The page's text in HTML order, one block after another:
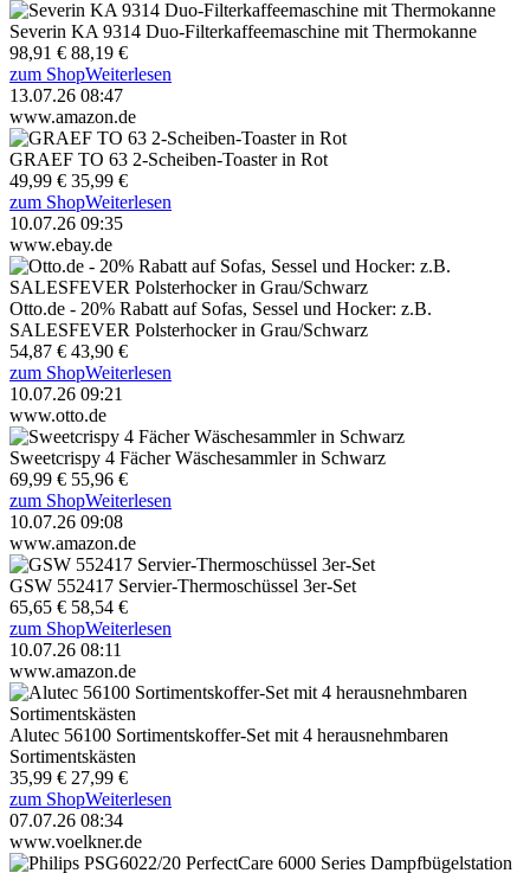
Severin KA 9314 Duo-Filterkaffeemaschine mit Thermokanne
98,91 € 88,19 €
zum ShopWeiterlesen
13.07.26 08:47
www.amazon.de
GRAEF TO 63 2-Scheiben-Toaster in Rot
49,99 € 35,99 €
zum ShopWeiterlesen
10.07.26 09:35
www.ebay.de
Otto.de - 20% Rabatt auf Sofas, Sessel und Hocker: z.B.
SALESFEVER Polsterhocker in Grau/Schwarz
54,87 € 43,90 €
zum ShopWeiterlesen
10.07.26 09:21
www.otto.de
Sweetcrispy 4 Fächer Wäschesammler in Schwarz
69,99 € 55,96 €
zum ShopWeiterlesen
10.07.26 09:08
www.amazon.de
GSW 552417 Servier-Thermoschüssel 3er-Set
65,65 € 58,54 €
zum ShopWeiterlesen
10.07.26 08:11
www.amazon.de
Alutec 56100 Sortimentskoffer-Set mit 4 herausnehmbaren
Sortimentskästen
35,99 € 27,99 €
zum ShopWeiterlesen
07.07.26 08:34
www.voelkner.de